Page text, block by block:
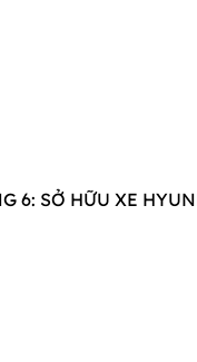
6: SỞ HỮU XE